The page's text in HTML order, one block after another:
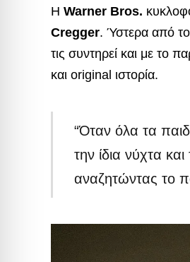
Η Warner Bros.
Cregger. Ύστερα από
τις συντηρεί και με το
και original ιστορία.
“Όταν όλα τα
την ίδια νύχτα
αναζητώντας το